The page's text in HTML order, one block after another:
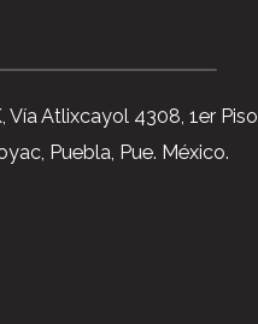
Atlixcayol 4308, 1er
Puebla, Pue. México.